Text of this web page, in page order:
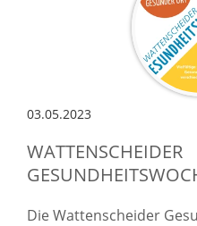
03.05.2023
WATTENSCHEIDER
Die Wattenscheider